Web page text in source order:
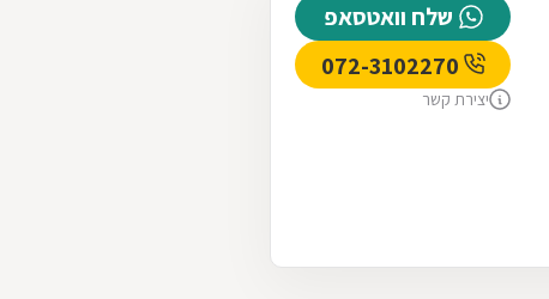
שלח וואטסאפ
יצירת קשר